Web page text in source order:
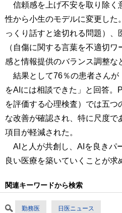
信頼感を上げ不安を取り除く
性から小生のモデルに変更した
っくり話すと途切れる問題）
（自傷に関する言葉を不適切
感と情報提供のバランス調整な
結果として76％の患者さんが
をAIには相談できた」と回答。
を評価する心理検査）では五
な改善が確認され、特に尺度で
項目が軽減された。
AIと人が共創し、AIを良きパ
良い医療を築いていくことが求
関連キーワードから検索
勤務医 日医ニュース